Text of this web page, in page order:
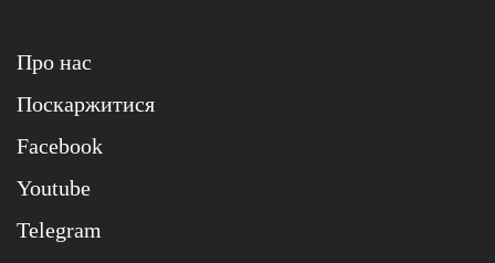
Про нас
Поскаржитися
Facebook
Youtube
Telegram